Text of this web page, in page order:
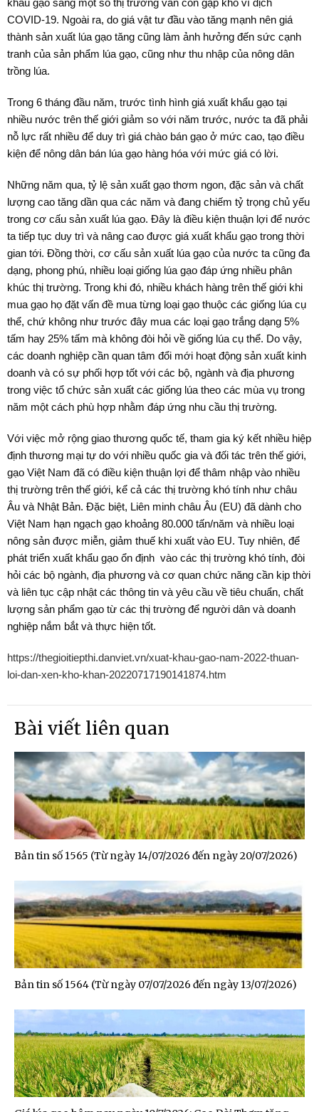
COVID-19. Ngoài ra, do giá vật tư đầu vào tăng mạnh nên giá
thành sản xuất lúa gạo tăng cũng làm ảnh hưởng đến sức cạnh
tranh của sản phẩm lúa gạo, cũng như thu nhập của nông dân
trồng lúa.
Trong 6 tháng đầu năm, trước tình hình giá xuất khẩu gạo tại
nhiều nước trên thế giới giảm so với năm trước, nước ta đã phải
nỗ lực rất nhiều để duy trì giá chào bán gạo ở mức cao, tạo điều
kiện để nông dân bán lúa gạo hàng hóa với mức giá có lời.
Những năm qua, tỷ lệ sản xuất gạo thơm ngon, đặc sản và chất
lượng cao tăng dần qua các năm và đang chiếm tỷ trọng chủ yếu
trong cơ cấu sản xuất lúa gạo. Đây là điều kiện thuận lợi để nước
ta tiếp tục duy trì và nâng cao được giá xuất khẩu gạo trong thời
gian tới. Đồng thời, cơ cấu sản xuất lúa gạo của nước ta cũng đa
dạng, phong phú, nhiều loại giống lúa gạo đáp ứng nhiều phân
khúc thị trường. Trong khi đó, nhiều khách hàng trên thế giới khi
mua gạo họ đặt vấn đề mua từng loại gạo thuộc các giống lúa cụ
thể, chứ không như trước đây mua các loại gạo trắng dạng 5%
tấm hay 25% tấm mà không đòi hỏi về giống lúa cụ thể. Do vậy,
các doanh nghiệp cần quan tâm đổi mới hoạt động sản xuất kinh
doanh và có sự phối hợp tốt với các bộ, ngành và địa phương
trong việc tổ chức sản xuất các giống lúa theo các mùa vụ trong
năm một cách phù hợp nhằm đáp ứng nhu cầu thị trường.
Với việc mở rộng giao thương quốc tế, tham gia ký kết nhiều hiệp
định thương mại tự do với nhiều quốc gia và đối tác trên thế giới,
gạo Việt Nam đã có điều kiện thuận lợi để thâm nhập vào nhiều
thị trường trên thế giới, kể cả các thị trường khó tính như châu
Âu và Nhật Bản. Đặc biệt, Liên minh châu Âu (EU) đã dành cho
Việt Nam hạn ngạch gạo khoảng 80.000 tấn/năm và nhiều loại
nông sản được miễn, giảm thuế khi xuất vào EU. Tuy nhiên, để
phát triển xuất khẩu gạo ổn định vào các thị trường khó tính, đòi
hỏi các bộ ngành, địa phương và cơ quan chức năng cần kịp thời
và liên tục cập nhật các thông tin và yêu cầu về tiêu chuẩn, chất
lượng sản phẩm gạo từ các thị trường để người dân và doanh
nghiệp nắm bắt và thực hiện tốt.
https://thegioitiepthi.danviet.vn/xuat-khau-gao-nam-2022-thuan-
loi-dan-xen-kho-khan-20220717190141874.htm
Bài viết liên quan
Bản tin số 1565 (Từ ngày 14/07/2026 đến ngày 20/07/2026)
Bản tin số 1564 (Từ ngày 07/07/2026 đến ngày 13/07/2026)